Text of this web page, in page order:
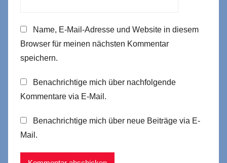
Name, E-Mail-Adresse und Website in diesem
Browser für meinen nächsten Kommentar
speichern.
Benachrichtige mich über nachfolgende
Kommentare via E-Mail.
Benachrichtige mich über neue Beiträge via E-
Mail.